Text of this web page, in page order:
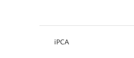
iPCA